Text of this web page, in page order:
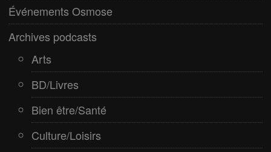
Spiritualité
Événements Osmose
Archives podcasts
Arts
BD/Livres
Bien être/Santé
Culture/Loisirs